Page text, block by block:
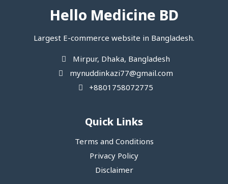
Hello Medicine BD
Largest E-commerce website in Bangladesh.
Mirpur, Dhaka, Bangladesh
mynuddinkazi77@gmail.com
+8801758072775‬
Quick Links
Terms and Conditions
Privacy Policy
Disclaimer